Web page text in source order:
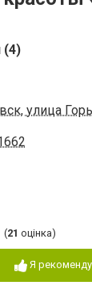
(4)
улица
(21 оцінка)
Я